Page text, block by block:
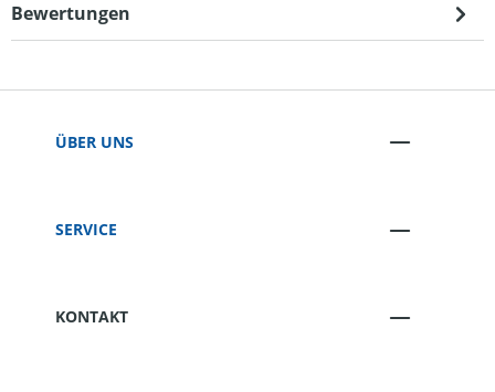
Bewertungen
ÜBER UNS
SERVICE
KONTAKT